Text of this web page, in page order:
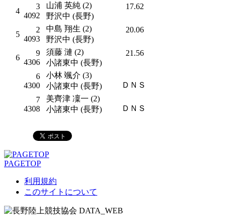
4
3
4092
山浦 英純 (2)
野沢中 (長野)
17.62
5
2
4093
中島 翔生 (2)
野沢中 (長野)
20.06
6
9
4306
須藤 漣 (2)
小諸東中 (長野)
21.56
6
4300
小林 颯介 (3)
小諸東中 (長野)
ＤＮＳ
7
4308
美齊津 凜一 (2)
小諸東中 (長野)
ＤＮＳ
PAGETOP
利用規約
このサイトについて